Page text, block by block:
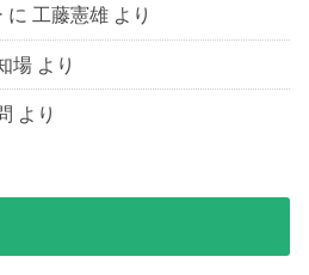
に 工藤憲雄 より
場 より
より